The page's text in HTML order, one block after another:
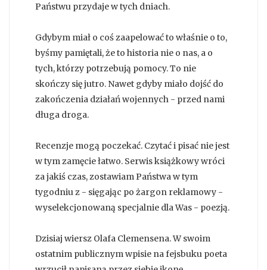
Państwu przydaje w tych dniach.
Gdybym miał o coś zaapelować to właśnie o to,
byśmy pamiętali, że to historia nie o nas, a o
tych, którzy potrzebują pomocy. To nie
skończy się jutro. Nawet gdyby miało dojść do
zakończenia działań wojennych - przed nami
długa droga.
Recenzje mogą poczekać. Czytać i pisać nie jest
w tym zamęcie łatwo. Serwis książkowy wróci
za jakiś czas, zostawiam Państwa w tym
tygodniu z - sięgając po żargon reklamowy -
wyselekcjonowaną specjalnie dla Was - poezją.
Dzisiaj wiersz Olafa Clemensena. W swoim
ostatnim publicznym wpisie na fejsbuku poeta